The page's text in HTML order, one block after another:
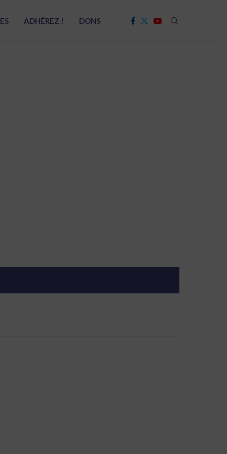
ADHÉREZ ! DONS